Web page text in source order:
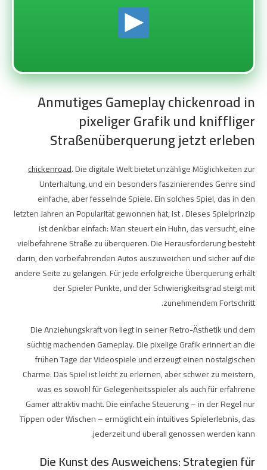
Anmutiges Gameplay chickenroad in
pixeliger Grafik und kniffliger
Straßenüberquerung jetzt erleben
chickenroad. Die digitale Welt bietet unzählige Möglichkeiten zur
Unterhaltung, und ein besonders faszinierendes Genre sind
einfache, aber fesselnde Spiele. Ein solches Spiel, das in den
letzten Jahren an Popularität gewonnen hat, ist. Dieses Spielprinzip
ist denkbar einfach: Man steuert ein Huhn, das versucht, eine
vielbefahrene Straße zu überqueren. Die Herausforderung besteht
darin, den vorbeifahrenden Autos auszuweichen und sicher auf die
andere Seite zu gelangen. Für jede erfolgreiche Überquerung erhält
der Spieler Punkte, und der Schwierigkeitsgrad steigt mit
zunehmendem Fortschritt.
Die Anziehungskraft vonliegt in seiner Retro-Ästhetik und dem
süchtig machenden Gameplay. Die pixelige Grafik erinnert an die
frühen Tage der Videospiele und erzeugt einen nostalgischen
Charme. Das Spiel ist leicht zu erlernen, aber schwer zu meistern,
was es sowohl für Gelegenheitsspieler als auch für erfahrene
Gamer attraktiv macht. Die einfache Steuerung – in der Regel nur
Tippen oder Wischen – ermöglicht ein intuitives Spielerlebnis, das
jederzeit und überall genossen werden kann.
Die Kunst des Ausweichens: Strategien für